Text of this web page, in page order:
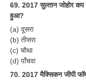
69. 2017 सुल्तान जोहोर कप
हुआ?
(a) दूसरा
(b) तीसरा
(c) चौथा
(d) पाँचवा
70. 2017 मैक्सिकन जीपी